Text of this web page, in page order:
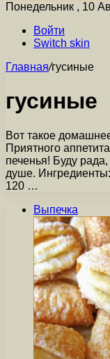
Понедельник , 10
Войти
Switch skin
Главная/гусиные
гусиные
Вот такое
Приятного
печенья! Буду
душе.
120 …
Выпечка